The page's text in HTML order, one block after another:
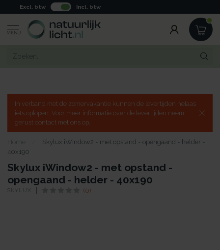
Excl. btw Incl. btw
MENU
In verband met de zomervakantie kunnen de levertijden helaas
iets oplopen. Voor meer informatie over de levertijden neem
gerust contact met ons op.
Home
Skylux iWindow2 - met opstand - opengaand - helder -
40x190
Skylux iWindow2 - met opstand -
opengaand - helder - 40x190
SKYLUX (0)